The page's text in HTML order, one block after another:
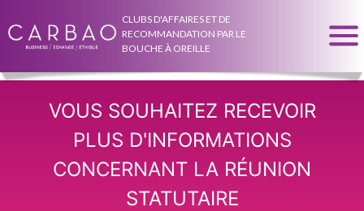
CLUBS D'AFFAIRES ET DE
RECOMMANDATION PAR LE
BOUCHE À OREILLE
VOUS SOUHAITEZ RECEVOIR
PLUS D'INFORMATIONS
CONCERNANT LA RÉUNION
STATUTAIRE